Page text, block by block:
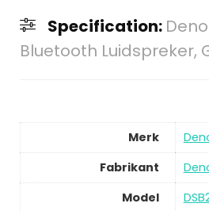
Specification:
Bluetooth Luidspreker,
Merk
Fabrikant
Model